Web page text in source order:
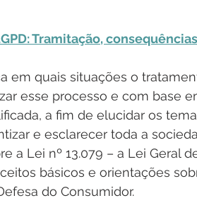
Tramitação,
em quais situações o
esse processo e com base
a fim de elucidar os
e esclarecer toda a
a Lei nº 13.079 – a Lei Geral
básicos e orientações
do Consumidor.